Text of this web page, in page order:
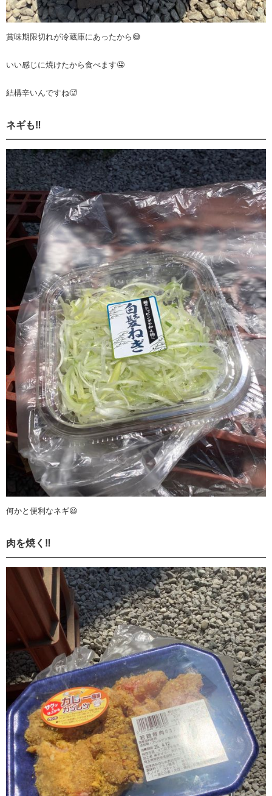
賞味期限切れが冷蔵庫にあったから😅
いい感じに焼けたから食べます🤤
結構辛いんですね🥵
ネギも‼️
何かと便利なネギ😃
肉を焼く‼️